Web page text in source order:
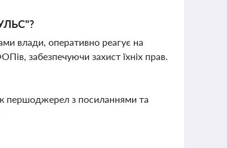
влади, оперативно реагує на
забезпечуючи захист їхніх прав.
першоджерел з посиланнями та